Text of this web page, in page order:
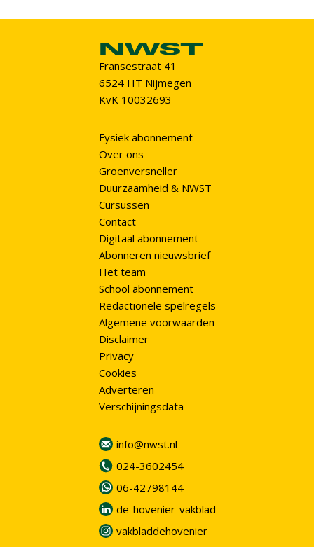
Fransestraat 41
6524 HT Nijmegen
KvK 10032693
Fysiek abonnement
Over ons
Groenversneller
Duurzaamheid & NWST
Cursussen
Contact
Digitaal abonnement
Abonneren nieuwsbrief
Het team
School abonnement
Redactionele spelregels
Algemene voorwaarden
Disclaimer
Privacy
Cookies
Adverteren
Verschijningsdata
info@nwst.nl
024-3602454
06-42798144
de-hovenier-vakblad
vakbladdehovenier